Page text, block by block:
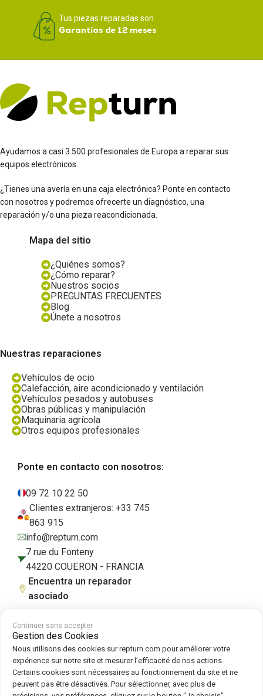
Tus piezas reparadas son
Garantías de 12 meses
Ayudamos a casi 3.500 profesionales de Europa a reparar sus
equipos electrónicos.
¿Tienes una avería en una caja electrónica? Ponte en contacto
con nosotros y podremos ofrecerte un diagnóstico, una
reparación y/o una pieza reacondicionada.
Mapa del sitio
¿Quiénes somos?
¿Cómo reparar?
Nuestros socios
PREGUNTAS FRECUENTES
Blog
Únete a nosotros
Nuestras reparaciones
Vehículos de ocio
Calefacción, aire acondicionado y ventilación
Vehículos pesados y autobuses
Obras públicas y manipulación
Maquinaria agrícola
Otros equipos profesionales
Ponte en contacto con nosotros:
09 72 10 22 50
Clientes extranjeros: +33 745
863 915
info@repturn.com
7 rue du Fonteny
44220 COUËRON - FRANCIA
Encuentra un reparador
asociado
Condiciones generales de venta Aviso legal Política de privacidad
Cookies|Política de cookies
Síguenos en :
Continuer sans accepter
Gestion des Cookies
Nous utilisons des cookies sur repturn.com pour améliorer votre
expérience sur notre site et mesurer l’efficacité de nos actions.
Certains cookies sont nécessaires au fonctionnement du site et ne
peuvent pas être désactivés. Pour sélectionner, avec plus de